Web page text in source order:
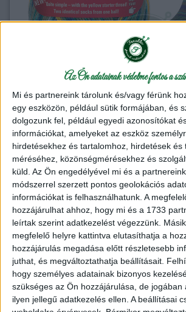
Az Ön adatainak védelme fontos a
Mi és partnereink tárolunk és/vagy férünk
egy eszközön, például sütik formájában, és
dolgozunk fel, például egyedi azonosítókat
információkat, amelyeket az eszköz
hirdetésekhez és tartalomhoz, hirdetések és
méréséhez, közönségmérésekhez és
küld. Az Ön engedélyével mi és a
módszerrel szerzett pontos geolokációs
információkat is felhasználhatunk. A
hozzájárulhat ahhoz, hogy mi és a 1733
leírtak szerint adatkezelést végezzünk.
megfelelő helyre kattintva elutasíthatja a
hozzájárulás megadása előtt részletesebb
juthat, és megváltoztathatja beállításait.
hogy személyes adatainak bizonyos
szükséges az Ön hozzájárulása, de jogában
ilyen jellegű adatkezelés ellen. A beállításai
Schachenmayr Regia Pairfect
Lagúna
Termék adatlap
Kötőfonal
2,890 Ft / motring
Készlet: 5 db
db
Kosárba